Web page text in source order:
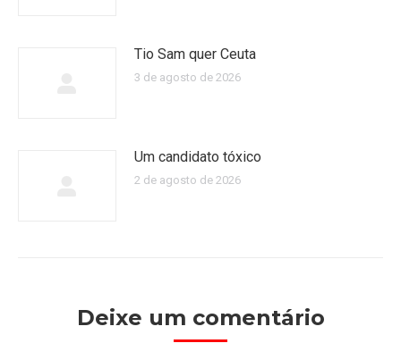
Tio Sam quer Ceuta
3 de agosto de 2026
Um candidato tóxico
2 de agosto de 2026
Deixe um comentário